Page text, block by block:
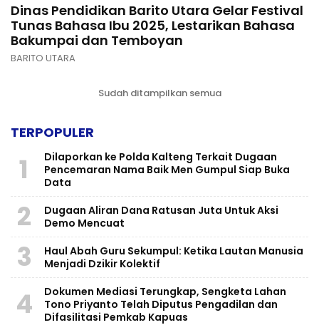
Dinas Pendidikan Barito Utara Gelar Festival
Tunas Bahasa Ibu 2025, Lestarikan Bahasa
Bakumpai dan Temboyan
BARITO UTARA
Sudah ditampilkan semua
TERPOPULER
1
Dilaporkan ke Polda Kalteng Terkait Dugaan
Pencemaran Nama Baik Men Gumpul Siap Buka
Data
2
Dugaan Aliran Dana Ratusan Juta Untuk Aksi
Demo Mencuat
3
Haul Abah Guru Sekumpul: Ketika Lautan Manusia
Menjadi Dzikir Kolektif
4
​Dokumen Mediasi Terungkap, Sengketa Lahan
Tono Priyanto Telah Diputus Pengadilan dan
Difasilitasi Pemkab Kapuas